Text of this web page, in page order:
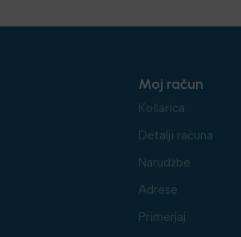
Moj račun
Košarica
Detalji računa
Narudžbe
Adrese
Primerjaj